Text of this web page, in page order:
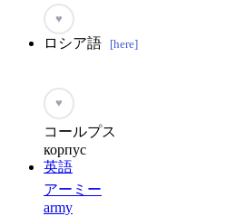
♥
ロシア語 [here]
♥
コールプス
корпус
英語
アーミー
army